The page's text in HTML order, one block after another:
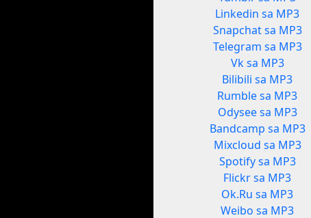
Linkedin sa MP3
Snapchat sa MP3
Telegram sa MP3
Vk sa MP3
Bilibili sa MP3
Rumble sa MP3
Odysee sa MP3
Bandcamp sa MP3
Mixcloud sa MP3
Spotify sa MP3
Flickr sa MP3
Ok.Ru sa MP3
Weibo sa MP3